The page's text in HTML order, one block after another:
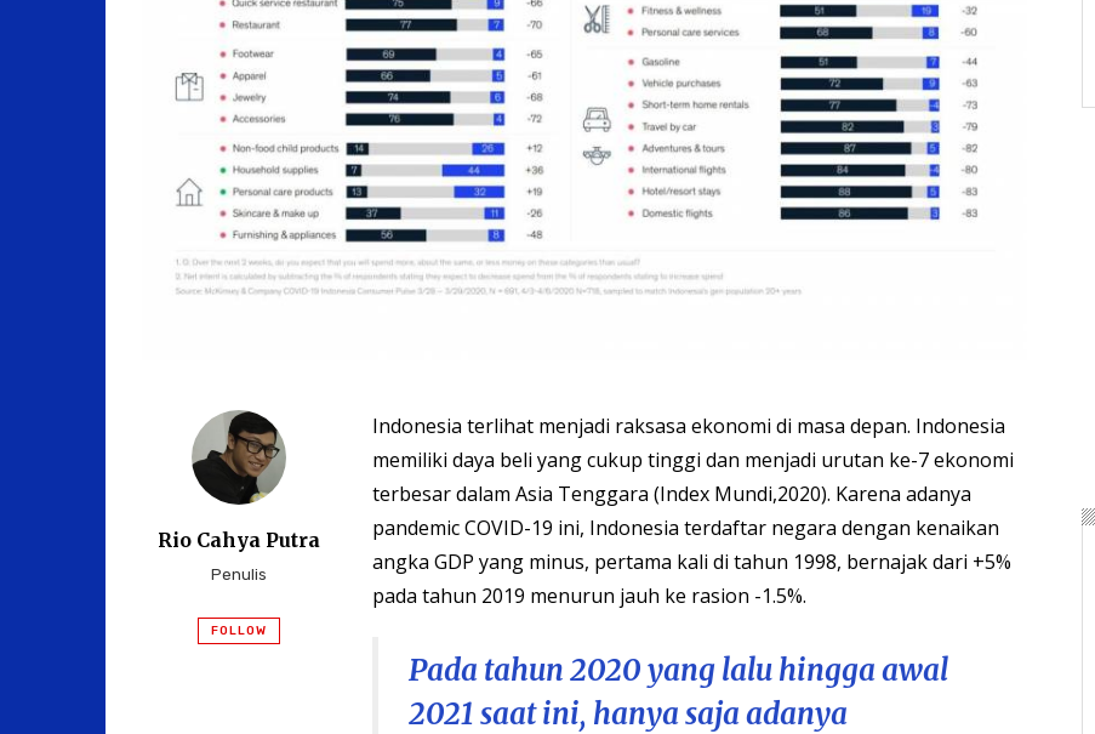
Rio Cahya Putra
Penulis
FOLLOW
Indonesia terlihat menjadi raksasa ekonomi di masa depan. Indonesia
memiliki daya beli yang cukup tinggi dan menjadi urutan ke-7 ekonomi
terbesar dalam Asia Tenggara (Index Mundi,2020). Karena adanya
pandemic COVID-19 ini, Indonesia terdaftar negara dengan kenaikan
angka GDP yang minus, pertama kali di tahun 1998, bernajak dari +5%
pada tahun 2019 menurun jauh ke rasion -1.5%.
Pada tahun 2020 yang lalu hingga awal
2021 saat ini, hanya saja adanya